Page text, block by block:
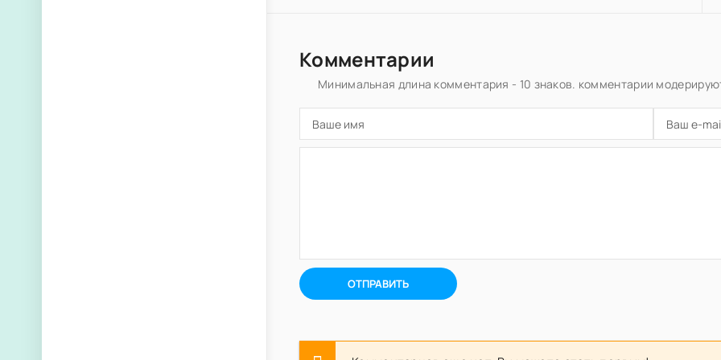
Комментарии
Минимальная длина комментария - 10 знаков. комментарии
ОТПРАВИТЬ